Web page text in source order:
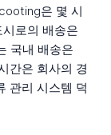
은 몇 시
로의 배송은
국내 배송은
간은 회사의 경
관리 시스템 덕